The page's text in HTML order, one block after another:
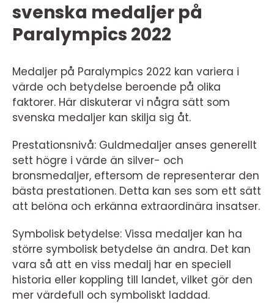
svenska medaljer på
Paralympics 2022
Medaljer på Paralympics 2022 kan variera i
värde och betydelse beroende på olika
faktorer. Här diskuterar vi några sätt som
svenska medaljer kan skilja sig åt.
Prestationsnivå: Guldmedaljer anses generellt
sett högre i värde än silver- och
bronsmedaljer, eftersom de representerar den
bästa prestationen. Detta kan ses som ett sätt
att belöna och erkänna extraordinära insatser.
Symbolisk betydelse: Vissa medaljer kan ha
större symbolisk betydelse än andra. Det kan
vara så att en viss medalj har en speciell
historia eller koppling till landet, vilket gör den
mer värdefull och symboliskt laddad.